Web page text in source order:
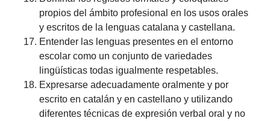
propios del ámbito profesional en los usos orales
y escritos de la lenguas catalana y castellana.
Entender las lenguas presentes en el entorno
escolar como un conjunto de variedades
lingüísticas todas igualmente respetables.
Expresarse adecuadamente oralmente y por
escrito en catalán y en castellano y utilizando
diferentes técnicas de expresión verbal oral y no